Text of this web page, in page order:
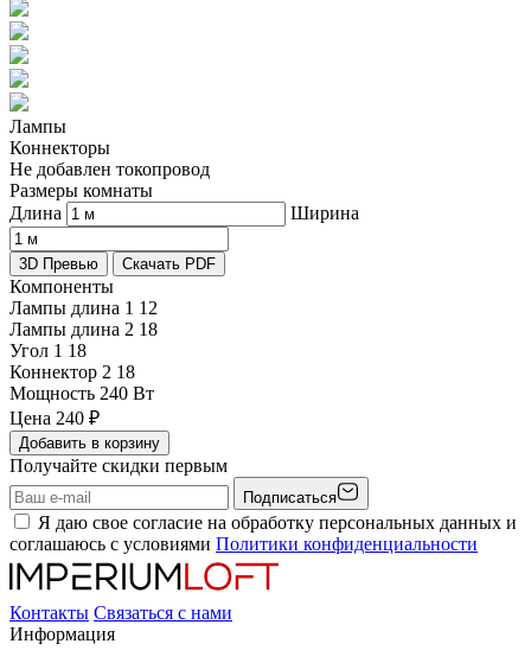
Лампы
Коннекторы
Не добавлен токопровод
Размеры комнаты
Длина
Ширина
3D Превью Скачать PDF
Компоненты
Лампы длина 1 12
Лампы длина 2 18
Угол 1 18
Коннектор 2 18
Мощность 240 Вт
Цена 240 ₽
Добавить в корзину
Получайте скидки первым
Подписаться
Я даю свое согласие на обработку персональных данных и
соглашаюсь с условиями Политики конфиденциальности
Контакты Связаться с нами
Информация